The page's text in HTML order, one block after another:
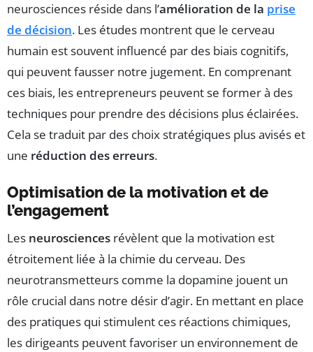
neurosciences réside dans l’amélioration de la prise
de décision. Les études montrent que le cerveau
humain est souvent influencé par des biais cognitifs,
qui peuvent fausser notre jugement. En comprenant
ces biais, les entrepreneurs peuvent se former à des
techniques pour prendre des décisions plus éclairées.
Cela se traduit par des choix stratégiques plus avisés et
une réduction des erreurs.
Optimisation de la motivation et de
l’engagement
Les neurosciences révèlent que la motivation est
étroitement liée à la chimie du cerveau. Des
neurotransmetteurs comme la dopamine jouent un
rôle crucial dans notre désir d’agir. En mettant en place
des pratiques qui stimulent ces réactions chimiques,
les dirigeants peuvent favoriser un environnement de